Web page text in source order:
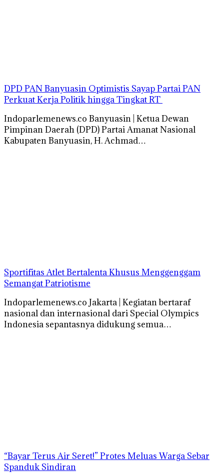
DPD PAN Banyuasin Optimistis Sayap Partai PAN
Perkuat Kerja Politik hingga Tingkat RT
Indoparlemenews.co Banyuasin | Ketua Dewan
Pimpinan Daerah (DPD) Partai Amanat Nasional
Kabupaten Banyuasin, H. Achmad…
Sportifitas Atlet Bertalenta Khusus Menggenggam
Semangat Patriotisme
Indoparlemenews.co Jakarta | Kegiatan bertaraf
nasional dan internasional dari Special Olympics
Indonesia sepantasnya didukung semua…
“Bayar Terus Air Seret!” Protes Meluas Warga Sebar
Spanduk Sindiran